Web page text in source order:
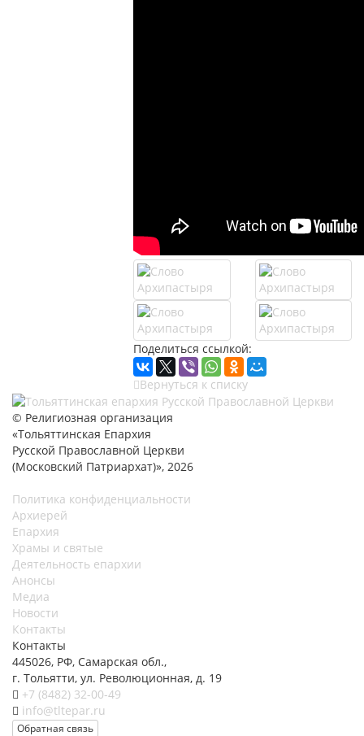
Поделиться ссылкой:
Вернуться к списку
© Религиозная организация
«Тольяттинская Епархия
Русской Православной Церкви
(Московский Патриархат)», 2026
Политика конфиденциальности
Архиерей
Епархия
Храмы и святые
Деятельность епархии
Анонсы
Медиа
Новости
Контакты
Контакты
445026, РФ, Самарская обл.,
г. Тольятти, ул. Революционная, д. 19
+7 (8482) 32-00-49
info@tltepar.ru
Обратная связь